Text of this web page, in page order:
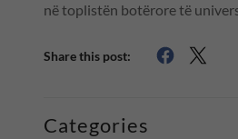
në toplistën botërore të
Share this post:
Categories